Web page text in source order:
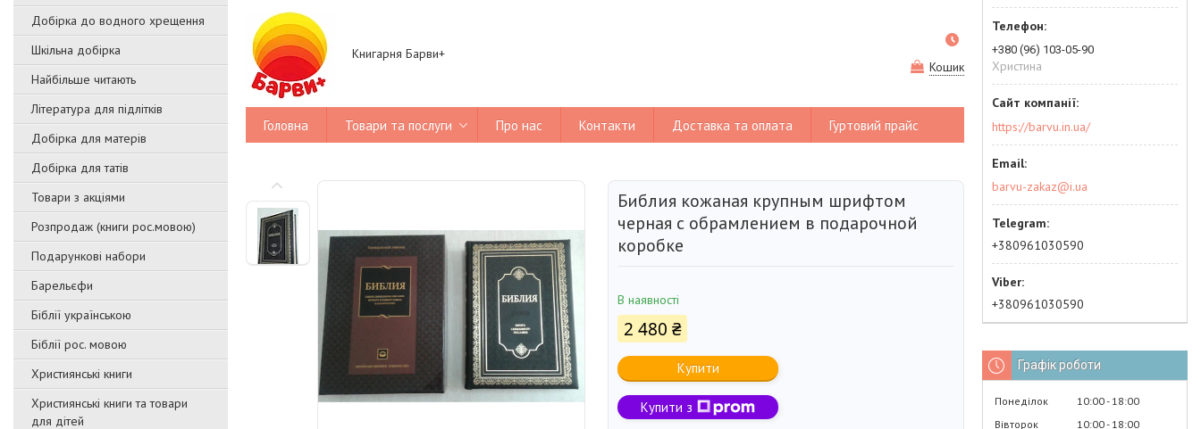
Добірка до водного хрещення
Шкільна добірка
Найбільше читають
Література для підлітків
Добірка для матерів
Добірка для татів
Товари з акціями
Розпродаж (книги рос.мовою)
Подарункові набори
Барельєфи
Біблії українською
Біблії рос. мовою
Християнські книги
Християнські книги та товари
для дітей
Книгарня Барви+
Кошик
Головна Товари та послуги Про нас Контакти Доставка та оплата Гуртовий прайс
Библия кожаная крупным шрифтом
черная с обрамлением в подарочной
коробке
В наявності
2 480 ₴
Купити
Купити з
+380 (96) 103-05-90
Христина
https://barvu.in.ua/
barvu-zakaz@i.ua
+380961030590
+380961030590
Графік роботи
Понеділок 10:00 18:00
Вівторок
10:00 18:00